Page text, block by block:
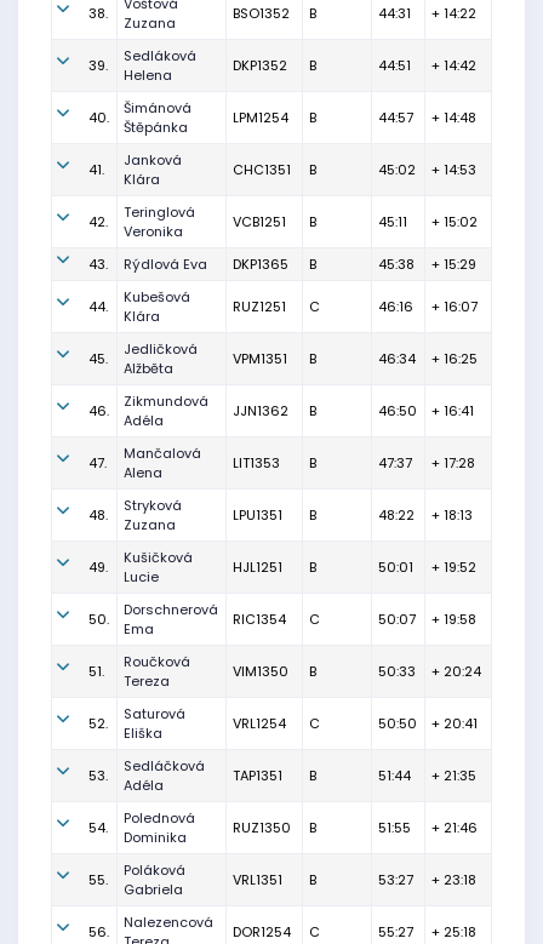
38.
Zuzana
BSO1352 B 44:31 + 14:22
39.
Sedláková
Helena
DKP1352 B 44:51 + 14:42
40.
Šimánová
Štěpánka
LPM1254 B 44:57 + 14:48
41.
Janková
Klára
CHC1351 B 45:02 + 14:53
42.
Teringlová
Veronika
VCB1251 B 45:11 + 15:02
43. Rýdlová Eva DKP1365 B 45:38 + 15:29
44.
Kubešová
Klára
RUZ1251 C 46:16 + 16:07
45.
Jedličková
Alžběta
VPM1351 B 46:34 + 16:25
46.
Zikmundová
Adéla
JJN1362 B 46:50 + 16:41
47.
Mančalová
Alena
LIT1353 B 47:37 + 17:28
48.
Stryková
Zuzana
LPU1351 B 48:22 + 18:13
49.
Kušičková
Lucie
HJL1251 B 50:01 + 19:52
50.
Dorschnerová
Ema
RIC1354 C 50:07 + 19:58
51.
Roučková
Tereza
VIM1350 B 50:33 + 20:24
52.
Saturová
Eliška
VRL1254 C 50:50 + 20:41
53.
Sedláčková
Adéla
TAP1351 B 51:44 + 21:35
54.
Polednová
Dominika
RUZ1350 B 51:55 + 21:46
55.
Poláková
Gabriela
VRL1351 B 53:27 + 23:18
56.
Nalezencová
DOR1254 C 55:27 + 25:18